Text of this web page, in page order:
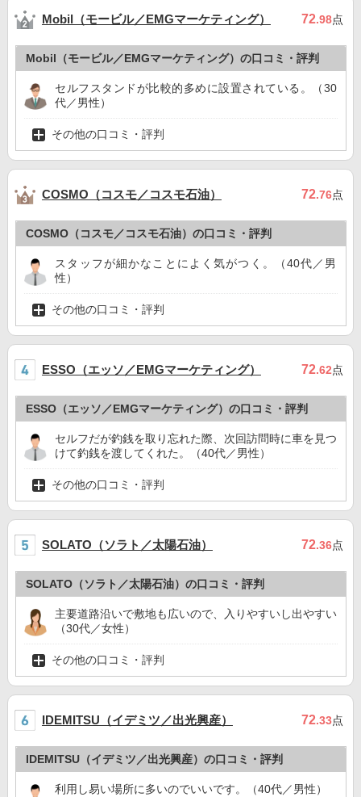
Mobil（モービル／EMGマーケティング） 72.98点
Mobil（モービル／EMGマーケティング）の口コミ・評判
セルフスタンドが比較的多めに設置されている。（30
代／男性）
その他の口コミ・評判
COSMO（コスモ／コスモ石油） 72.76点
COSMO（コスモ／コスモ石油）の口コミ・評判
スタッフが細かなことによく気がつく。（40代／男
性）
その他の口コミ・評判
ESSO（エッソ／EMGマーケティング） 72.62点
ESSO（エッソ／EMGマーケティング）の口コミ・評判
セルフだが釣銭を取り忘れた際、次回訪問時に車を見つ
けて釣銭を渡してくれた。（40代／男性）
その他の口コミ・評判
SOLATO（ソラト／太陽石油） 72.36点
SOLATO（ソラト／太陽石油）の口コミ・評判
主要道路沿いで敷地も広いので、入りやすいし出やすい
（30代／女性）
その他の口コミ・評判
IDEMITSU（イデミツ／出光興産） 72.33点
IDEMITSU（イデミツ／出光興産）の口コミ・評判
利用し易い場所に多いのでいいです。（40代／男性）